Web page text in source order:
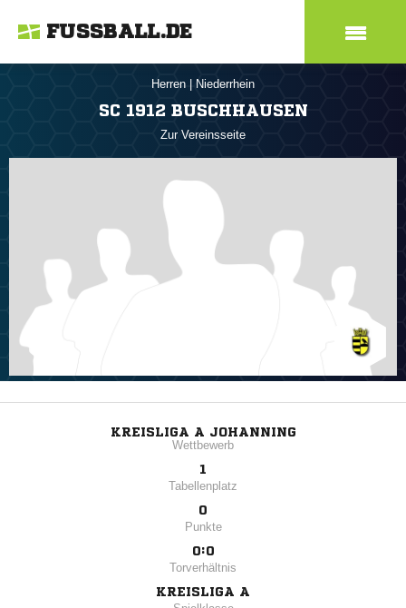
FUSSBALL.DE
Herren Niederrhein
SC 1912 BUSCHHAUSEN
Zur Vereinsseite
KREISLIGA A JOHANNING
Wettbewerb
1
Tabellenplatz
0
Punkte
0:0
Torverhältnis
KREISLIGA A